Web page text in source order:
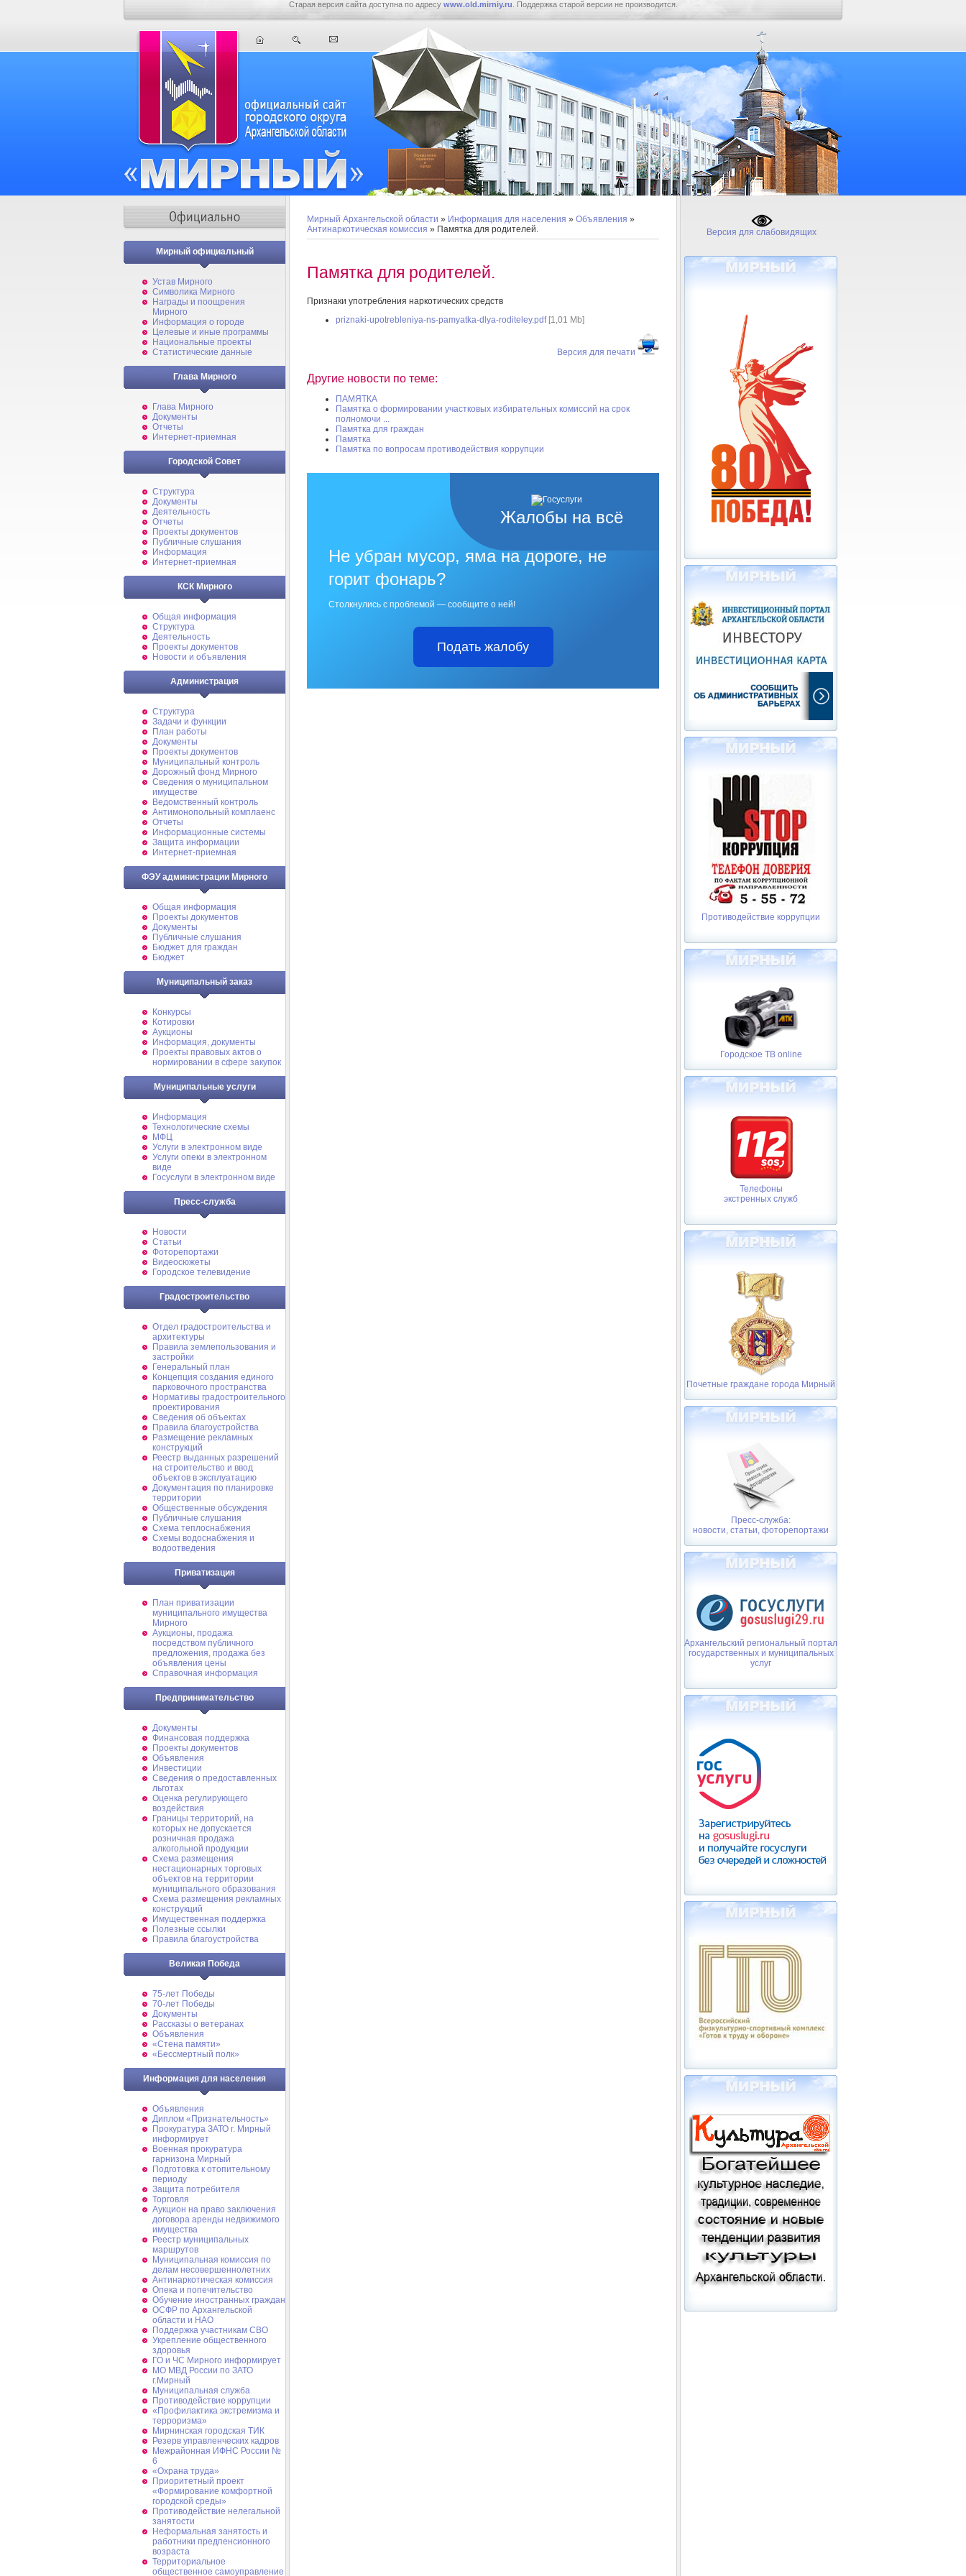
Старая версия сайта доступна по адресу www.old.mirniy.ru . Поддержка старой версии не производится.
Мирный официальный
Устав Мирного
Символика Мирного
Награды и поощрения
Мирного
Информация о городе
Целевые и иные программы
Национальные проекты
Статистические данные
Глава Мирного
Глава Мирного
Документы
Отчеты
Интернет-приемная
Городской Совет
Структура
Документы
Деятельность
Отчеты
Проекты документов
Публичные слушания
Информация
Интернет-приемная
КСК Мирного
Общая информация
Структура
Деятельность
Проекты документов
Новости и объявления
Администрация
Структура
Задачи и функции
План работы
Документы
Проекты документов
Муниципальный контроль
Дорожный фонд Мирного
Cведения о муниципальном
имуществе
Ведомственный контроль
Антимонопольный комплаенс
Отчеты
Информационные системы
Защита информации
Интернет-приемная
ФЭУ администрации Мирного
Общая информация
Проекты документов
Документы
Публичные слушания
Бюджет для граждан
Бюджет
Муниципальный заказ
Конкурсы
Котировки
Аукционы
Информация, документы
Проекты правовых актов о
нормировании в сфере закупок
Муниципальные услуги
Информация
Технологические схемы
МФЦ
Услуги в электронном виде
Услуги опеки в электронном
виде
Госуслуги в электронном виде
Пресс-служба
Новости
Статьи
Фоторепортажи
Видеосюжеты
Городское телевидение
Градостроительство
Отдел градостроительства и
архитектуры
Правила землепользования и
застройки
Генеральный план
Концепция создания единого
парковочного пространства
Нормативы градостроительного
проектирования
Сведения об объектах
Правила благоустройства
Размещение рекламных
конструкций
Реестр выданных разрешений
на строительство и ввод
объектов в эксплуатацию
Документация по планировке
территории
Общественные обсуждения
Публичные слушания
Схема теплоснабжения
Схемы водоснабжения и
водоотведения
Приватизация
План приватизации
муниципального имущества
Мирного
Аукционы, продажа
посредством публичного
предложения, продажа без
объявления цены
Справочная информация
Предпринимательство
Документы
Финансовая поддержка
Проекты документов
Объявления
Инвестиции
Сведения о предоставленных
льготах
Оценка регулирующего
воздействия
Границы территорий, на
которых не допускается
розничная продажа
алкогольной продукции
Схема размещения
нестационарных торговых
объектов на территории
муниципального образования
Схема размещения рекламных
конструкций
Имущественная поддержка
Полезные ссылки
Правила благоустройства
Великая Победа
75-лет Победы
70-лет Победы
Документы
Рассказы о ветеранах
Объявления
«Стена памяти»
«Бессмертный полк»
Информация для населения
Объявления
Диплом «Признательность»
Прокуратура ЗАТО г. Мирный
информирует
Военная прокуратура
гарнизона Мирный
Подготовка к отопительному
периоду
Защита потребителя
Торговля
Аукцион на право заключения
договора аренды недвижимого
имущества
Реестр муниципальных
маршрутов
Муниципальная комиссия по
делам несовершеннолетних
Антинаркотическая комиссия
Опека и попечительство
Обучение иностранных граждан
ОСФР по Архангельской
области и НАО
Поддержка участникам СВО
Укрепление общественного
здоровья
ГО и ЧС Мирного информирует
МО МВД России по ЗАТО
г.Мирный
Муниципальная cлужба
Противодействие коррупции
«Профилактика экстремизма и
терроризма»
Мирнинская городская ТИК
Резерв управленческих кадров
Межрайонная ИФНС России №
6
«Охрана труда»
Приоритетный проект
«Формирование комфортной
городской среды»
Противодействие нелегальной
занятости
Неформальная занятость и
работники предпенсионного
возраста
Территориальное
общественное самоуправление
Мирный Архангельской области » Информация для населения » Объявления »
Антинаркотическая комиссия » Памятка для родителей.
Памятка для родителей.
Признаки употребления наркотических средств
priznaki-upotrebleniya-ns-pamyatka-dlya-roditeley.pdf[1,01 Mb]
Версия для печати
Другие новости по теме:
ПАМЯТКА
Памятка о формировании участковых избирательных комиссий на срок
полномочи ...
Памятка для граждан
Памятка
Памятка по вопросам противодействия коррупции
Жалобы на всё
Не убран мусор, яма на дороге, не
горит фонарь?
Столкнулись с проблемой — сообщите о ней!
Подать жалобу
Версия для слабовидящих
Противодействие коррупции
Городское ТВ online
Телефоны
экстренных служб
Почетные граждане города Мирный
Пресс-служба:
новости, статьи, фоторепортажи
Архангельский региональный портал
государственных и муниципальных
услуг